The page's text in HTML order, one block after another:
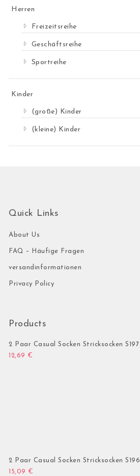
Herren
Freizeitsreihe
Geschäftsreihe
Sportreihe
Kinder
(große) Kinder
(kleine) Kinder
Quick Links
About Us
FAQ – Häufige Fragen
versandinformationen
Privacy Policy
Products
2 Paar Casual Socken Stricksocken S197
12,69 €
2 Paar Casual Socken Stricksocken S196
15,09 €